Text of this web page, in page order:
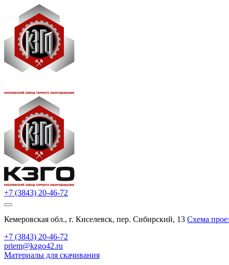
+7 (3843) 20-46-72
Кемеровская обл., г. Киселевск, пер. Сибирский, 13 Схема
+7 (3843) 20-46-72
priem@kzgo42.ru
Материалы для скачивания